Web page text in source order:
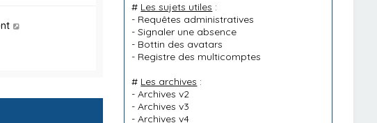
# Les sujets utiles :
- Requêtes administratives
-Signaler une absence
- Bottin des avatars
- Registre des multicomptes
# Les archives :
-Archives v2
-Archives v3
-Archives v4